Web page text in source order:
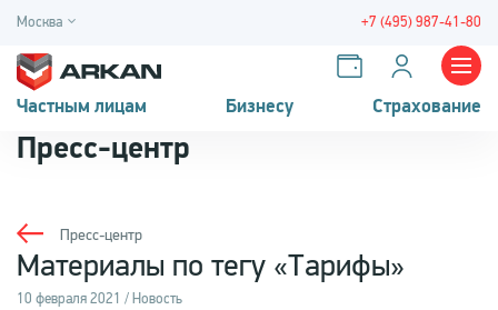
Москва +7 (495) 987-41-80
Частным лицам Бизнесу Страхование
Пресс-центр
Пресс-центр
Материалы по тегу «Тарифы»
10 февраля 2021 / Новость